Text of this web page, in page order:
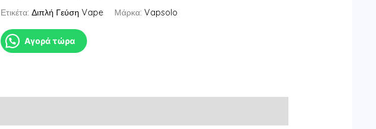
Ετικέτα:Διπλή Γεύση Vape Μάρκα:Vapsolo
Αγορά τώρα